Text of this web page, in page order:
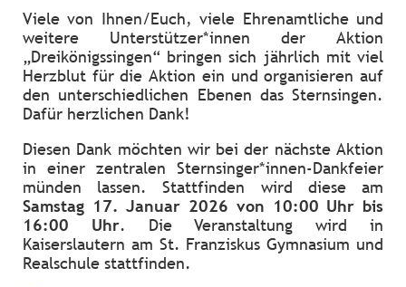
Viele von Ihnen/Euch, viele Ehrenamtliche und
weitere Unterstützer*innen der Aktion
„Dreikönigssingen“ bringen sich jährlich mit viel
Herzblut für die Aktion ein und organisieren auf
den unterschiedlichen Ebenen das Sternsingen.
Dafür herzlichen Dank!
Diesen Dank möchten wir bei der nächste Aktion
in einer zentralen Sternsinger*innen-Dankfeier
münden lassen. Stattfinden wird diese am
Samstag 17. Januar 2026 von 10:00 Uhr bis
16:00 Uhr. Die Veranstaltung wird in
Kaiserslautern am St. Franziskus Gymnasium und
Realschule stattfinden.